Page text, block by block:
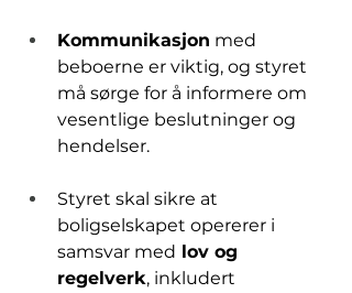
Kommunikasjon med
beboerne er viktig, og styret
må sørge for å informere om
vesentlige beslutninger og
hendelser.
Styret skal sikre at
boligselskapet opererer i
samsvar med lov og
regelverk, inkludert